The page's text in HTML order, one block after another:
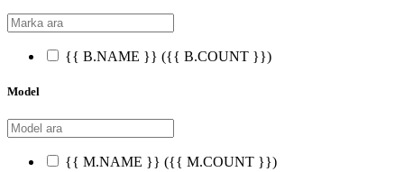
{{ B.NAME }} ({{ B.COUNT }})
Model
{{ M.NAME }} ({{ M.COUNT }})